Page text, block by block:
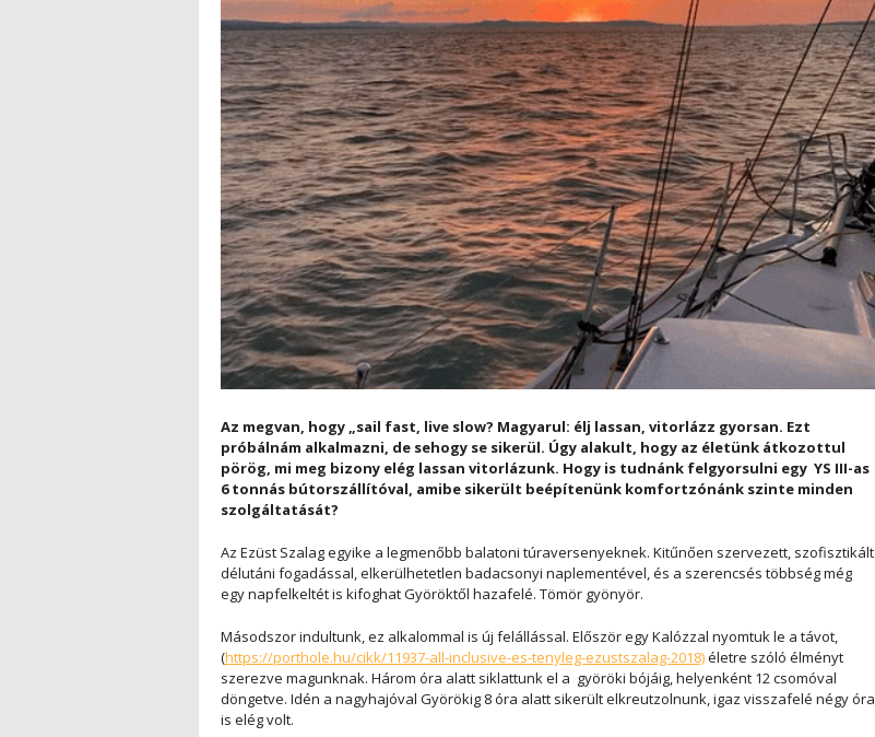
Az megvan, hogy „sail fast, live slow? Magyarul: élj lassan, vitorlázz gyorsan. Ezt
próbálnám alkalmazni, de sehogy se sikerül. Úgy alakult, hogy az életünk átkozottul
pörög, mi meg bizony elég lassan vitorlázunk. Hogy is tudnánk felgyorsulni egy YS III-as
6 tonnás bútorszállítóval, amibe sikerült beépítenünk komfortzónánk szinte minden
szolgáltatását?
Az Ezüst Szalag egyike a legmenőbb balatoni túraversenyeknek. Kitűnően szervezett, szofisztikált
délutáni fogadással, elkerülhetetlen badacsonyi naplementével, és a szerencsés többség még
egy napfelkeltét is kifoghat Györöktől hazafelé. Tömör gyönyör.
Másodszor indultunk, ez alkalommal is új felállással. Először egy Kalózzal nyomtuk le a távot,
(https://porthole.hu/cikk/11937-all-inclusive-es-tenyleg-ezustszalag-2018)életre szóló élményt
szerezve magunknak. Három óra alatt siklattunk el a györöki bójáig, helyenként 12 csomóval
döngetve. Idén a nagyhajóval Györökig 8 óra alatt sikerült elkreutzolnunk, igaz visszafelé négy óra
is elég volt.